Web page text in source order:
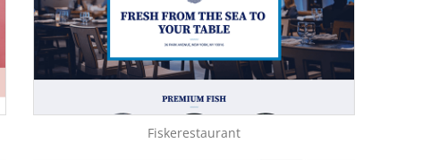
Fiskerestaurant